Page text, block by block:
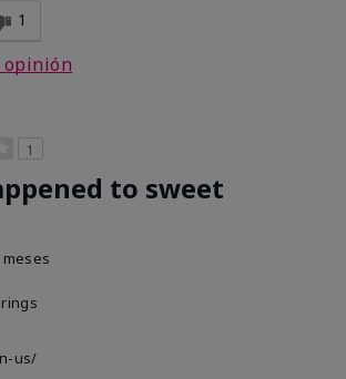
1
opinión
1
to sweet
meses
us/